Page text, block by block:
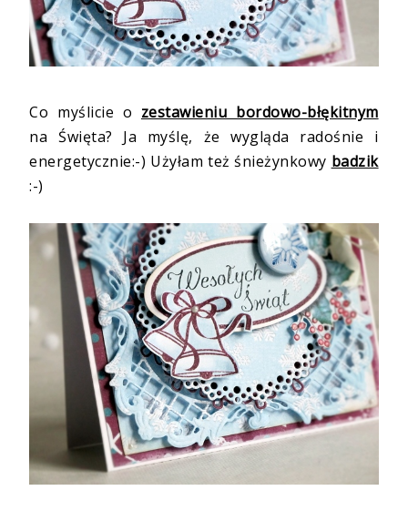
Co myślicie o zestawieniu bordowo-błękitnym
na Święta? Ja myślę, że wygląda radośnie i
energetycznie:-) Użyłam też śnieżynkowy badzik
:-)